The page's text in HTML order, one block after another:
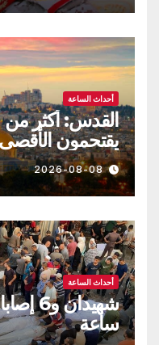
أحداث الساعة
القدس: أكثر
يقتحمون
2026-08-08
أحداث الساعة
ساعة